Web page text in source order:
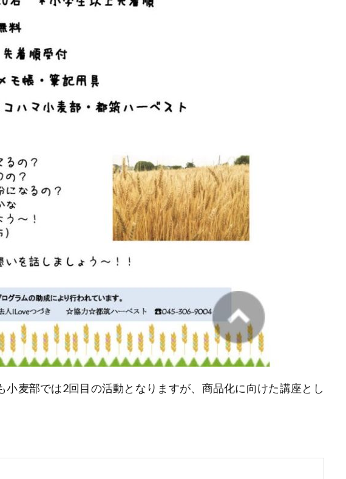
小麦部では2回目の活動となりますが、商品化に向けた講座とし